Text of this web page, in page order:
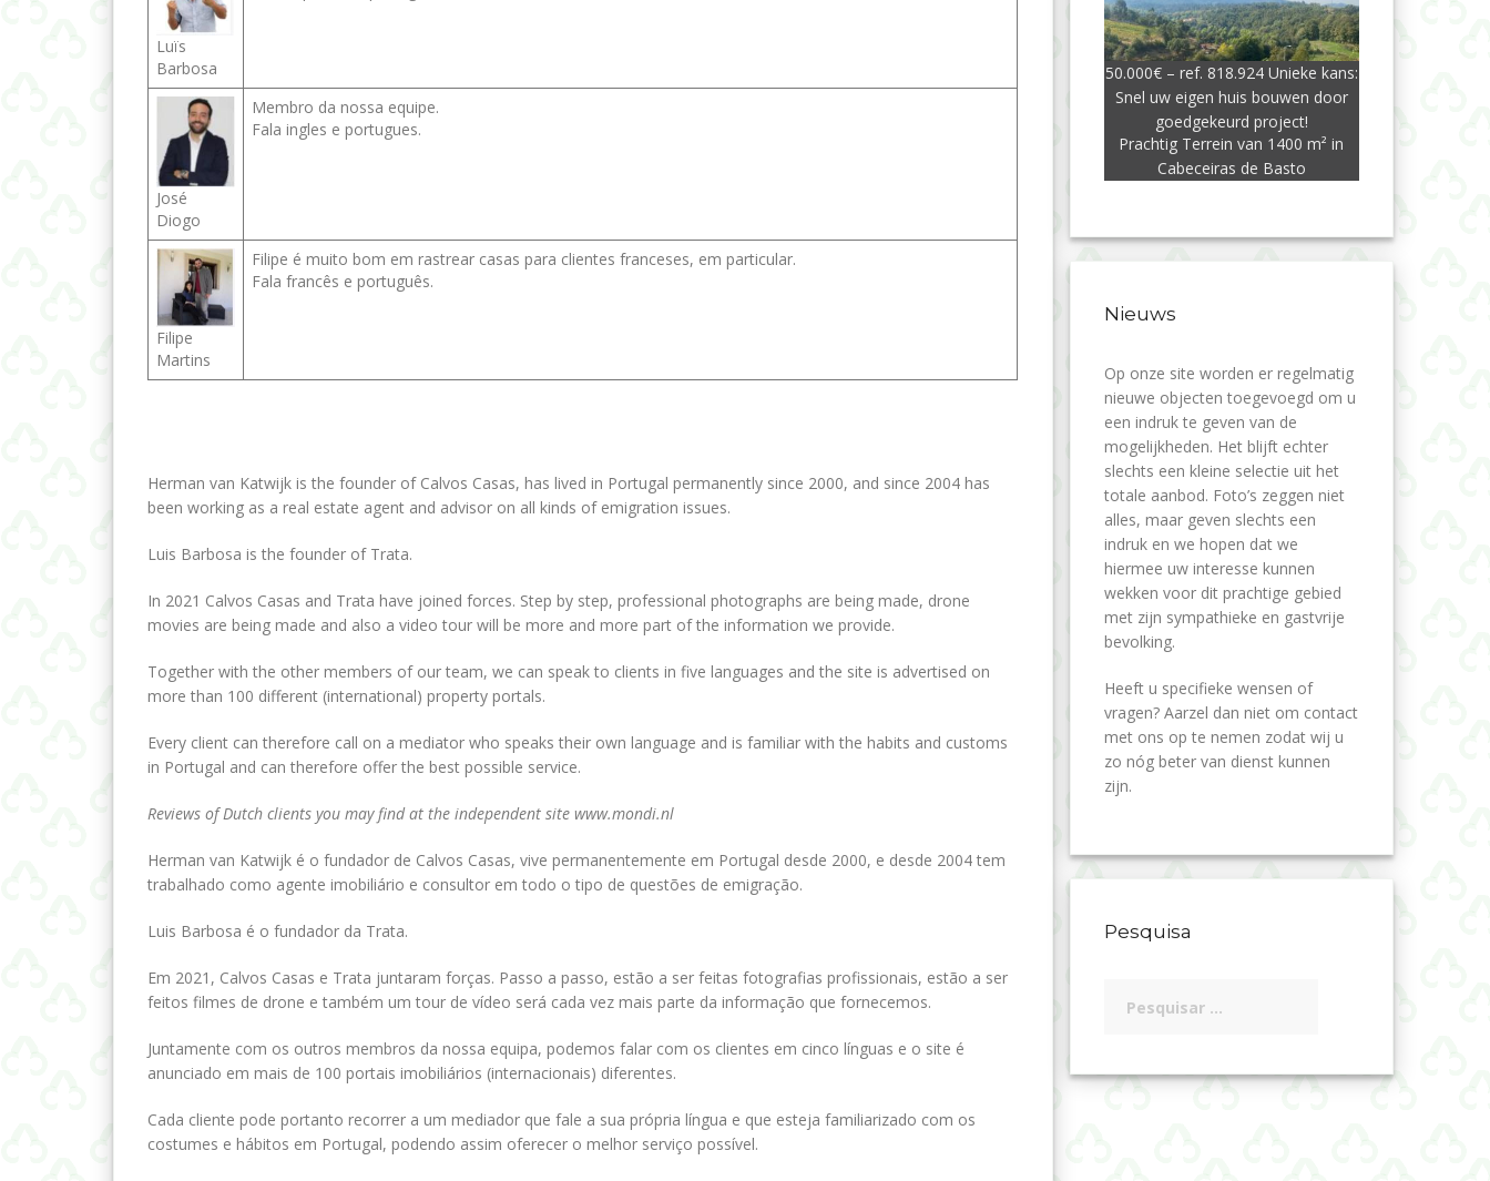
Luïs
Barbosa
José
Diogo
Membro da nossa equipe.
Fala ingles e portugues.
Filipe
Martins
Filipe é muito bom em rastrear casas para clientes franceses, em particular.
Fala francês e português.
Herman van Katwijk is the founder of Calvos Casas, has lived in Portugal permanently since 2000, and since 2004 has
been working as a real estate agent and advisor on all kinds of emigration issues.
Luis Barbosa is the founder of Trata.
In 2021 Calvos Casas and Trata have joined forces. Step by step, professional photographs are being made, drone
movies are being made and also a video tour will be more and more part of the information we provide.
Together with the other members of our team, we can speak to clients in five languages and the site is advertised on
more than 100 different (international) property portals.
Every client can therefore call on a mediator who speaks their own language and is familiar with the habits and customs
in Portugal and can therefore offer the best possible service.
Reviews of Dutch clients you may find at the independent site www.mondi.nl
Herman van Katwijk é o fundador de Calvos Casas, vive permanentemente em Portugal desde 2000, e desde 2004 tem
trabalhado como agente imobiliário e consultor em todo o tipo de questões de emigração.
Luis Barbosa é o fundador da Trata.
Em 2021, Calvos Casas e Trata juntaram forças. Passo a passo, estão a ser feitas fotografias profissionais, estão a ser
feitos filmes de drone e também um tour de vídeo será cada vez mais parte da informação que fornecemos.
Juntamente com os outros membros da nossa equipa, podemos falar com os clientes em cinco línguas e o site é
anunciado em mais de 100 portais imobiliários (internacionais) diferentes.
Cada cliente pode portanto recorrer a um mediador que fale a sua própria língua e que esteja familiarizado com os
costumes e hábitos em Portugal, podendo assim oferecer o melhor serviço possível.
50.000€ – ref. 818.924 Unieke kans:
Snel uw eigen huis bouwen door
goedgekeurd project!
Prachtig Terrein van 1400 m² in
Cabeceiras de Basto
Nieuws
Op onze site worden er regelmatig
nieuwe objecten toegevoegd om u
een indruk te geven van de
mogelijkheden. Het blijft echter
slechts een kleine selectie uit het
totale aanbod. Foto’s zeggen niet
alles, maar geven slechts een
indruk en we hopen dat we
hiermee uw interesse kunnen
wekken voor dit prachtige gebied
met zijn sympathieke en gastvrije
bevolking.
Heeft u specifieke wensen of
vragen? Aarzel dan niet om contact
met ons op te nemen zodat wij u
zo nóg beter van dienst kunnen
zijn.
Pesquisa
por: